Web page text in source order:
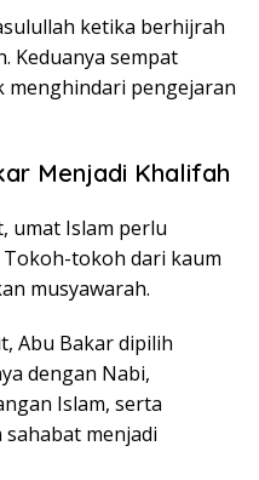
ketika berhijrah
Keduanya sempat
menghindari pengejaran
Menjadi Khalifah
umat Islam perlu
tokoh dari kaum
musyawarah.
Abu Bakar dipilih
dengan Nabi,
Islam, serta
menjadi